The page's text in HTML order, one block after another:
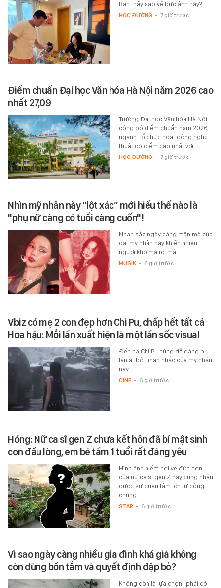
Bạn thấy sao về bức ảnh này?
HỌC ĐƯỜNG - 7 giờ trước
Điểm chuẩn Đại học Văn hóa Hà Nội năm 2026 cao
nhất 27,09
Trường Đại học Văn hóa Hà Nội
công bố điểm chuẩn năm 2026,
ngành Tổ chức hoạt động nghệ
thuật có điểm cao nhất với…
HỌC ĐƯỜNG - 7 giờ trước
Nhìn mỹ nhân này “lột xác” mới hiểu thế nào là
"phụ nữ càng có tuổi càng cuốn"!
Nhan sắc ngày càng mặn mà của
đại mỹ nhân này khiến nhiều
người khó mà rời mắt.
MUSIK - 6 giờ trước
Vbiz có mẹ 2 con đẹp hơn Chi Pu, chấp hết tất cả
Hoa hậu: Mỗi lần xuất hiện là một lần sốc visual
Đến cả Chi Pu cũng dễ dàng bị
lấn át bởi nhan nhắc của mỹ nhân
này.
CINE - 6 giờ trước
Hóng: Nữ ca sĩ gen Z chưa kết hôn đã bí mật sinh
con đầu lòng, em bé tầm 1 tuổi rất đáng yêu
Hình ảnh hiếm hoi về đứa con
của nữ ca sĩ gen Z này cũng nhận
được sự quan tâm lớn từ công
chúng.
STAR - 6 giờ trước
Vì sao ngày càng nhiều gia đình khá giả không
còn dùng bồn tắm và quyết định đập bỏ?
Không còn là lựa chọn "phải có"